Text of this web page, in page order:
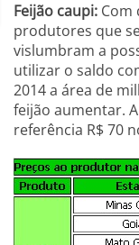
Feijão caupi: Com
produtores que
vislumbram a
utilizar o saldo
2014 a área de
feijão aumentar.
referência R$ 70